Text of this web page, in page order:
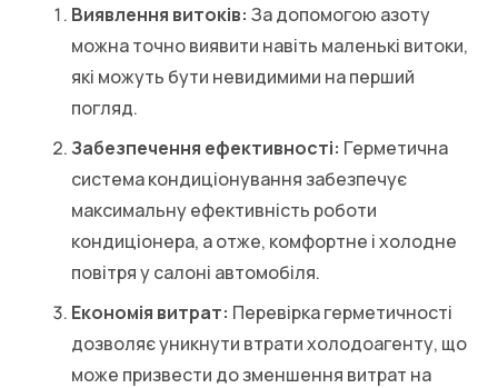
Виявлення витоків: За допомогою азоту
можна точно виявити навіть маленькі витоки,
які можуть бути невидимими на перший
погляд.
Забезпечення ефективності: Герметична
система кондиціонування забезпечує
максимальну ефективність роботи
кондиціонера, а отже, комфортне і холодне
повітря у салоні автомобіля.
Економія витрат: Перевірка герметичності
дозволяє уникнути втрати холодоагенту, що
може призвести до зменшення витрат на